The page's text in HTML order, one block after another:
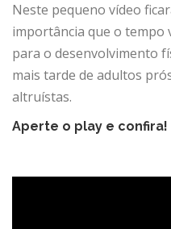
Neste pequeno vídeo
importância que o
para o desenvolvimento
mais tarde de adultos
altruístas.
Aperte o play e confira!